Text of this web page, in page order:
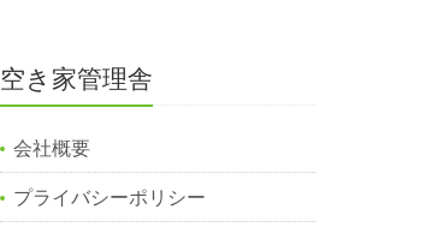
空き家管理舎
会社概要
プライバシーポリシー